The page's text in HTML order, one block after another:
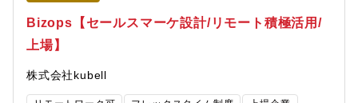
ぐハブ役としてのミドル部門となります。・フレックス、在宅勤
務制度を積極的に活用しており、個人の裁量で業務に従事できる
環境です。若手社員も多く在籍しており、日々加盟店様にとって
則 東京（豊洲）※基幹職採用の為、拠点を跨ぐ異動の可能性が
あります【部署構成】 マーチャントビジネス推進部（東京）・推
Bizops【セールスマーケ設計/リモート積極活用/
上場】
株式会社kubell